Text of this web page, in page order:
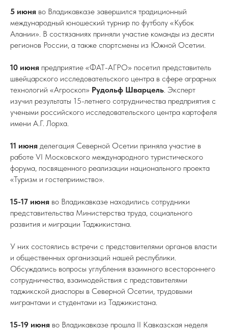
5 июня во Владикавказе завершился традиционный
международный юношеский турнир по футболу «Кубок
Алании». В состязаниях приняли участие команды из десяти
регионов России, а также спортсмены из Южной Осетии.
10 июня предприятие «ФАТ-АГРО» посетил представитель
швейцарского исследовательского центра в сфере аграрных
технологий «Агроскоп» Рудольф Шварцель. Эксперт
изучил результаты 15-летнего сотрудничества предприятия с
учеными российского исследовательского центра картофеля
имени А.Г. Лорха.
11 июня делегация Северной Осетии приняла участие в
работе VI Московского международного туристического
форума, посвященного реализации национального проекта
«Туризм и гостеприимство».
15-17 июня во Владикавказе находились сотрудники
представительства Министерства труда, социального
развития и миграции Таджикистана.
У них состоялись встречи с представителями органов власти
и общественных организаций нашей республики.
Обсуждались вопросы углубления взаимного всестороннего
сотрудничества, взаимодействия с представителями
таджикской диаспоры в Северной Осетии, трудовыми
мигрантами и студентами из Таджикистана.
15-19 июня во Владикавказе прошла II Кавказская неделя